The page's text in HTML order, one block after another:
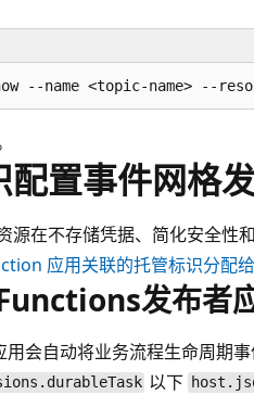
置事件网格发
源在不存储凭据、简化安全性
应用关联的托管标识分配给
发布者
会自动将业务流程生命周期事
以下